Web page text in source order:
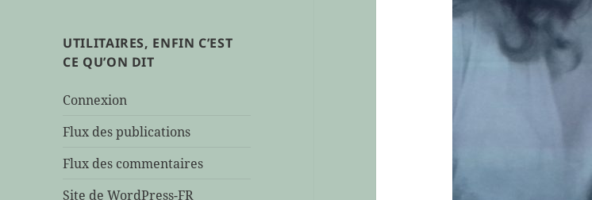
maison[s]témoin,
bah,
en
ça
fait
UTILITAIRES, ENFIN C’EST
CE QU’ON DIT
Connexion
Flux des publications
Flux des commentaires
Site de WordPress-FR